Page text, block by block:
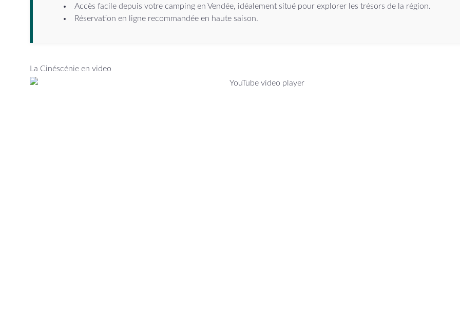
Accès facile depuis votre camping en Vendée, idéalement situé pour explorer les trésors de la région.
Réservation en ligne recommandée en haute saison.
La Cinéscénie en video